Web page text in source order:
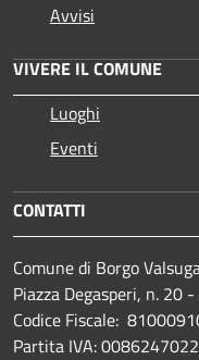
Avvisi
VIVERE IL COMUNE
Luoghi
Eventi
CONTATTI
Comune di Borgo
Piazza Degasperi, n. 20
Codice Fiscale:
Partita IVA: